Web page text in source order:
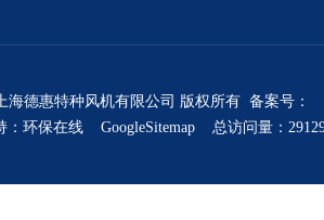
海德惠特种风机有限公司 版权所有 备案号：
环保在线 GoogleSitemap 总访问量：